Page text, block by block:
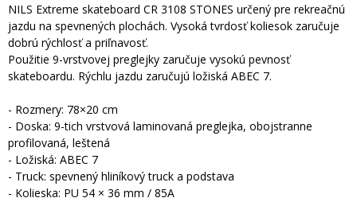
NILS Extreme skateboard CR 3108 STONES určený pre rekreačnú
jazdu na spevnených plochách. Vysoká tvrdosť koliesok zaručuje
dobrú rýchlosť a priľnavosť.
Použitie 9-vrstvovej preglejky zaručuje vysokú pevnosť
skateboardu. Rýchlu jazdu zaručujú ložiská ABEC 7.
- Rozmery: 78×20 cm
- Doska: 9-tich vrstvová laminovaná preglejka, obojstranne
profilovaná, leštená
- Ložiská: ABEC 7
- Truck: spevnený hliníkový truck a podstava
- Kolieska: PU 54 × 36 mm / 85A